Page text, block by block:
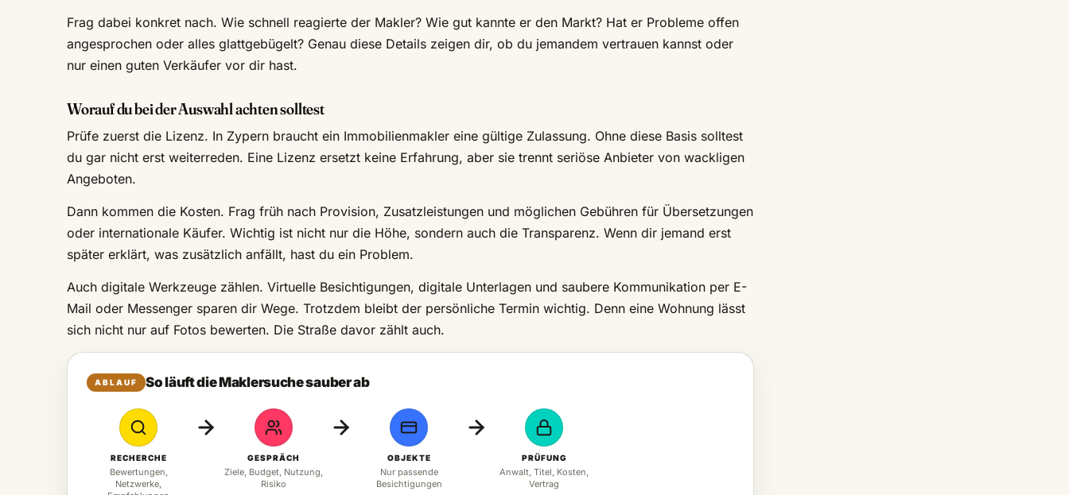
Frag dabei konkret nach. Wie schnell reagierte der Makler? Wie gut kannte er den Markt? Hat er Probleme offen
angesprochen oder alles glattgebügelt? Genau diese Details zeigen dir, ob du jemandem vertrauen kannst oder
nur einen guten Verkäufer vor dir hast.
Worauf du bei der Auswahl achten solltest
Prüfe zuerst die Lizenz. In Zypern braucht ein Immobilienmakler eine gültige Zulassung. Ohne diese Basis solltest
du gar nicht erst weiterreden. Eine Lizenz ersetzt keine Erfahrung, aber sie trennt seriöse Anbieter von wackligen
Angeboten.
Dann kommen die Kosten. Frag früh nach Provision, Zusatzleistungen und möglichen Gebühren für Übersetzungen
oder internationale Käufer. Wichtig ist nicht nur die Höhe, sondern auch die Transparenz. Wenn dir jemand erst
später erklärt, was zusätzlich anfällt, hast du ein Problem.
Auch digitale Werkzeuge zählen. Virtuelle Besichtigungen, digitale Unterlagen und saubere Kommunikation per E-
Mail oder Messenger sparen dir Wege. Trotzdem bleibt der persönliche Termin wichtig. Denn eine Wohnung lässt
sich nicht nur auf Fotos bewerten. Die Straße davor zählt auch.
ABLAUF So läuft die Maklersuche sauber ab
RECHERCHE
Bewertungen,
Netzwerke,
GESPRÄCH
Ziele, Budget, Nutzung,
Risiko
OBJEKTE
Nur passende
Besichtigungen
PRÜFUNG
Anwalt, Titel, Kosten,
Vertrag